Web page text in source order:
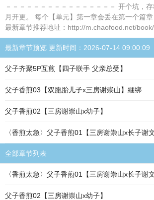
－－－－－－－－－－－－－－－－ 开个坑，
月开更。 每个【单元】第一章会丢在第一个篇章
最新章节推荐地址：http://m.chaofood.net/
最新章节预览 更新时间：2026-07-14 09:00:09
父子齐聚5P互煎【四子联手 父亲总受】
父子香煎03【双胞胎儿子x三房谢崇山】綑绑
父子香煎02【三房谢崇山x幼子】
〈香煎太急〉父子香煎01【三房谢崇山x长子谢文
全部章节列表
〈香煎太急〉父子香煎01【三房谢崇山x长子谢文
父子香煎02【三房谢崇山x幼子】